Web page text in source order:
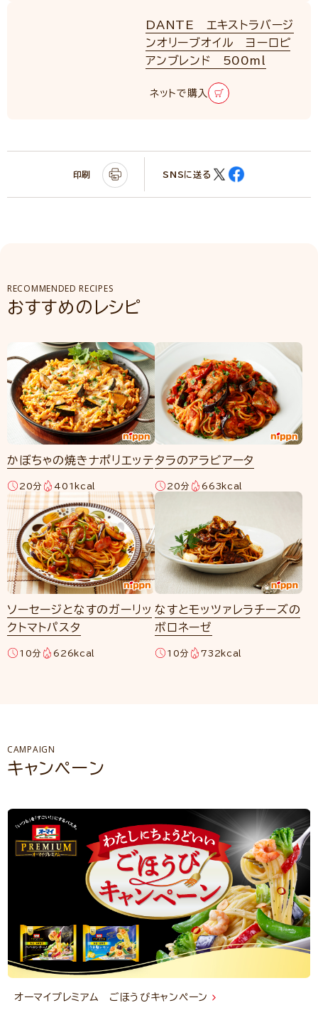
DANTE エキストラバージ
ンオリーブオイル ヨーロピ
アンブレンド 500ml
ネットで購入
印刷 SNSに送る
RECOMMENDED RECIPES
おすすめのレシピ
かぼちゃの焼きナポリエッテ
20分 401kcal
タラのアラビアータ
20分 663kcal
ソーセージとなすのガーリッ
クトマトパスタ
10分 626kcal
なすとモッツァレラチーズの
ボロネーゼ
10分 732kcal
CAMPAIGN
キャンペーン
オーマイプレミアム ごほうびキャンペーン